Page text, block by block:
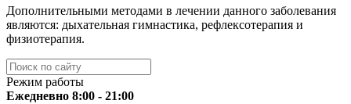
Дополнительными методами в лечении данного заболевания
являются: дыхательная гимнастика, рефлексотерапия и
физиотерапия.
Режим работы
Ежедневно 8:00 - 21:00